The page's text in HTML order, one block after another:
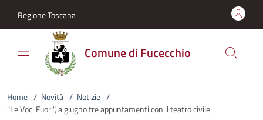
Regione Toscana
Comune di Fucecchio
Home / Novità / Notizie /
"Le Voci Fuori", a giugno tre appuntamenti con il teatro civile